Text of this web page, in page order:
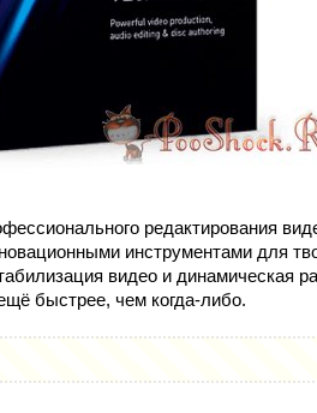
редактирования
инструментами для
видео и динамическая
быстрее, чем когда-либо.